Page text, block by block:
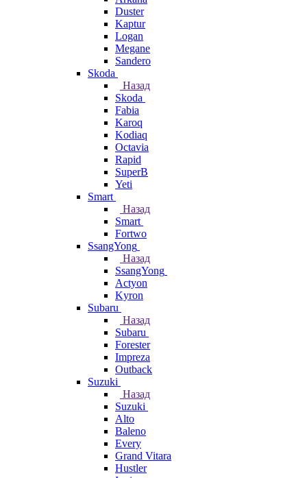
Duster
Kaptur
Logan
Megane
Sandero
Skoda
Назад
Skoda
Fabia
Karoq
Kodiaq
Octavia
Rapid
SuperB
Yeti
Smart
Назад
Smart
Fortwo
SsangYong
Назад
SsangYong
Actyon
Kyron
Subaru
Назад
Subaru
Forester
Impreza
Outback
Suzuki
Назад
Suzuki
Alto
Baleno
Every
Grand Vitara
Hustler